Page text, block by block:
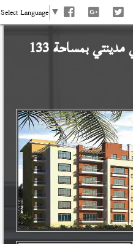
Select Language ▼
مدينتي بمساحة 133